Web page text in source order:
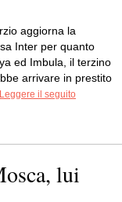
aggiorna la
Inter per quanto
ed Imbula, il terzino
arrivare in prestito
Leggere il seguito
lui